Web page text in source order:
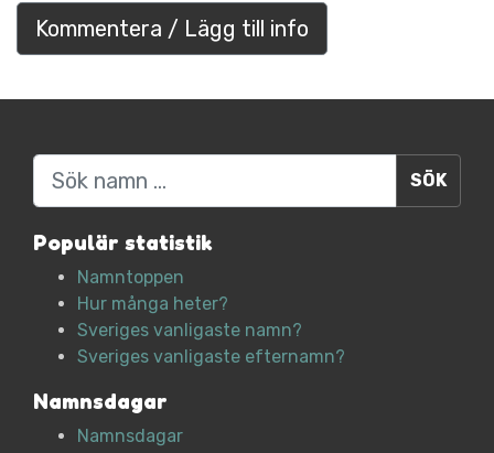
Kommentera / Lägg till info
Sök
Populär statistik
Namntoppen
Hur många heter?
Sveriges vanligaste namn?
Sveriges vanligaste efternamn?
Namnsdagar
Namnsdagar